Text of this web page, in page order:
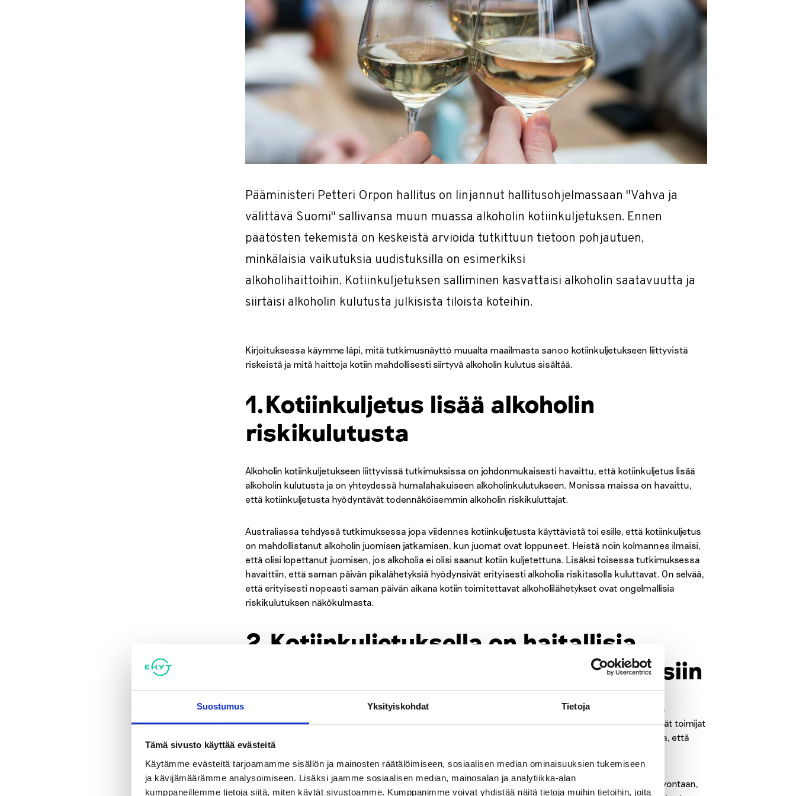
Suostumus Yksityiskohdat Tietoja
Tämä sivusto käyttää evästeitä
Käytämme evästeitä tarjoamamme sisällön ja mainosten räätälöimiseen, sosiaalisen median ominaisuuksien tukemiseen
ja kävijämäärämme analysoimiseen. Lisäksi jaamme sosiaalisen median, mainosalan ja analytiikka-alan
kumppaneillemme tietoja siitä, miten käytät sivustoamme. Kumppanimme voivat yhdistää näitä tietoja muihin tietoihin, joita
Pääministeri Petteri Orpon hallitus on linjannut hallitusohjelmassaan "Vahva ja
välittävä Suomi" sallivansa muun muassa alkoholin kotiinkuljetuksen. Ennen
päätösten tekemistä on keskeistä arvioida tutkittuun tietoon pohjautuen,
minkälaisia vaikutuksia uudistuksilla on esimerkiksi
alkoholihaittoihin. Kotiinkuljetuksen salliminen kasvattaisi alkoholin saatavuutta ja
siirtäisi alkoholin kulutusta julkisista tiloista koteihin.
Kirjoituksessa käymme läpi, mitä tutkimusnäyttö muualta maailmasta sanoo kotiinkuljetukseen liittyvistä
riskeistä ja mitä haittoja kotiin mahdollisesti siirtyvä alkoholin kulutus sisältää.
1.Kotiinkuljetus lisää alkoholin
riskikulutusta
Alkoholin kotiinkuljetukseen liittyvissä tutkimuksissa on johdonmukaisesti havaittu, että kotiinkuljetus lisää
alkoholin kulutusta ja on yhteydessä humalahakuiseen alkoholinkulutukseen. Monissa maissa on havaittu,
että kotiinkuljetusta hyödyntävät todennäköisemmin alkoholin riskikuluttajat.
Australiassa tehdyssä tutkimuksessa jopa viidennes kotiinkuljetusta käyttävistä toi esille, että kotiinkuljetus
on mahdollistanut alkoholin juomisen jatkamisen, kun juomat ovat loppuneet. Heistä noin kolmannes ilmaisi,
että olisi lopettanut juomisen, jos alkoholia ei olisi saanut kotiin kuljetettuna. Lisäksi toisessa tutkimuksessa
havaittiin, että saman päivän pikalähetyksiä hyödynsivät erityisesti alkoholia riskitasolla kuluttavat. On selvää,
että erityisesti nopeasti saman päivän aikana kotiin toimitettavat alkoholilähetykset ovat ongelmallisia
riskikulutuksen näkökulmasta.
2.Kotiinkuljetuksella on haitallisia
vaikutuksia lapsiin, nuoriin ja perheisiin
Kotiinkuljetus langettaa synkän varjon myös lasten ja nuorten ylle. Tutkimusnäytön mukaan alkoholin
kotiinkuljetus lisää alaikäisten mahdollisuuksia saada alkoholia haltuunsa, vaikka kuljetusta järjestävät toimijat
vakuuttavat toteuttavansa ikärajavalvontaa. Iän tarkastus tilaushetkellä ei poista sitä mahdollisuutta, että
toimituksen yhteydessä kuljettajalle oven avaa alaikäinen.
Suomalaisilla ei näytä olevan luottamusta ikärajojen ja päihtyneille myynnin kiellon tehokkaaseen valvontaan,